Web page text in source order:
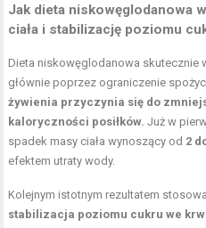
Jak dieta niskowęglodanowa
ciała i stabilizację poziomu
Dieta niskowęglodanowa skutecznie
głównie poprzez ograniczenie
żywienia przyczynia się do
kaloryczności posiłków. Już w
spadek masy ciała wynoszący od 2
efektem utraty wody.
Kolejnym istotnym rezultatem
stabilizacja poziomu cukru we